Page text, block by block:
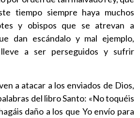
tiempo siempre haya muchos
y obispos que se atrevan a
dan escándalo y mal ejemplo,
a ser perseguidos y sufrir
a atacar a los enviados de Dios,
del libro Santo: «No toquéis
daño a los que Yo envío para